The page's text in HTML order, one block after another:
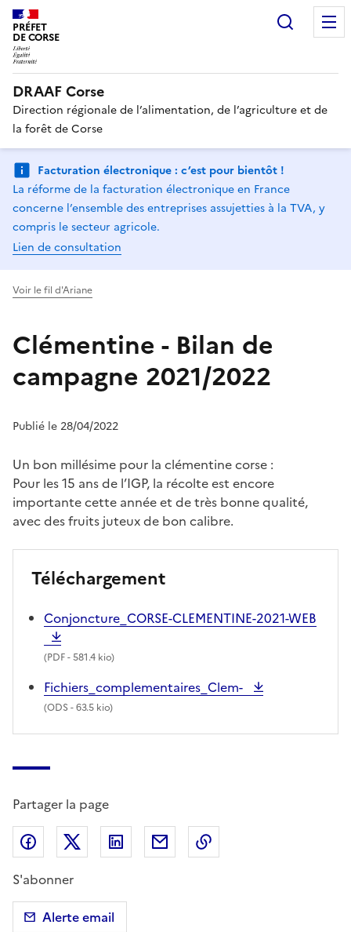
PRÉFET
DE CORSE
DRAAF Corse
Direction régionale de l’alimentation, de l’agriculture et de
la forêt de Corse
Facturation électronique : c’est pour bientôt !
La réforme de la facturation électronique en France
concerne l’ensemble des entreprises assujetties à la TVA, y
compris le secteur agricole.
Lien de consultation
Voir le fil d'Ariane
Clémentine - Bilan de
campagne 2021/2022
Publié le 28/04/2022
Un bon millésime pour la clémentine corse :
Pour les 15 ans de l’IGP, la récolte est encore
importante cette année et de très bonne qualité,
avec des fruits juteux de bon calibre.
Téléchargement
Conjoncture_CORSE-CLEMENTINE-2021-WEB
(PDF- 581.4 kio)
Fichiers_complementaires_Clem-
(ODS - 63.5 kio)
Partager la page
Partager sur Facebook
Partager sur X (anciennement Twitter)
Partager sur LinkedIn
Partager par email
S'abonner
Alerte email